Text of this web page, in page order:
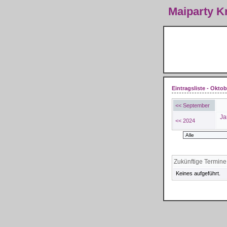
Maiparty
Eintragsliste -
<< September
<< 2024
Zukünftige Termine
Keines aufgeführt.